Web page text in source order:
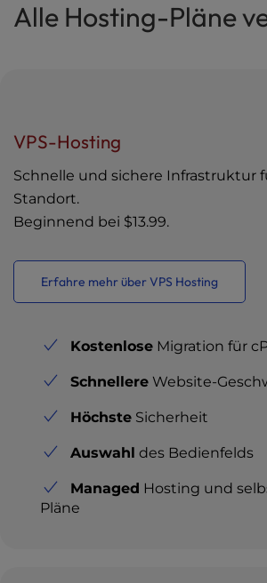
Alle Hosting-Pläne
VPS-Hosting
Schnelle und sichere Infrastruktur
Standort.
Beginnend bei $13.99.
Erfahre mehr über VPS Hosting
Kostenlose Migration für
Schnellere Website-
Höchste Sicherheit
Auswahl des Bedienfelds
Managed Hosting und
Pläne